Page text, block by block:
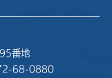
番地
68-0880